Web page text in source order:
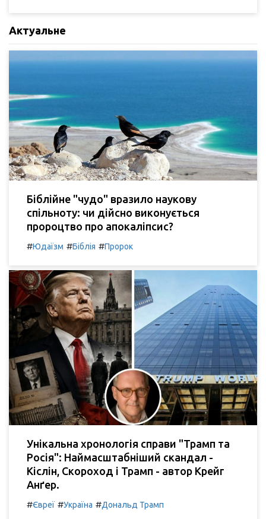
Актуальне
Біблійне "чудо" вразило наукову
спільноту: чи дійсно виконується
пророцтво про апокаліпсис?
#Юдаїзм #Біблія #Пророк
Унікальна хронологія справи "Трамп та
Росія": Наймасштабніший скандал -
Кіслін, Скороход і Трамп - автор Крейг
Анґер.
#Євреї #Україна #Дональд Трамп